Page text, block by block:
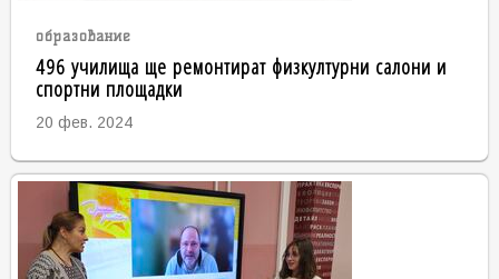
образование
496 училища ще ремонтират физкултурни салони и
спортни площадки
20 фев. 2024